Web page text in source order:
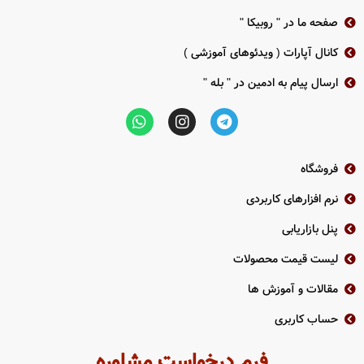
دانلود دیتاشیت iDS-
7208HTHI-M2/S
صفحه ما در " روبیکا "
کانال آپارات ( ویدئوهای آموزشی )
ارسال پیام به ادمین در " بله "
فروشگاه
نرم افزارهای کاربردی
پنل بازاریابی
لیست قیمت محصولات
مقالات و آموزش ها
حساب کاربری